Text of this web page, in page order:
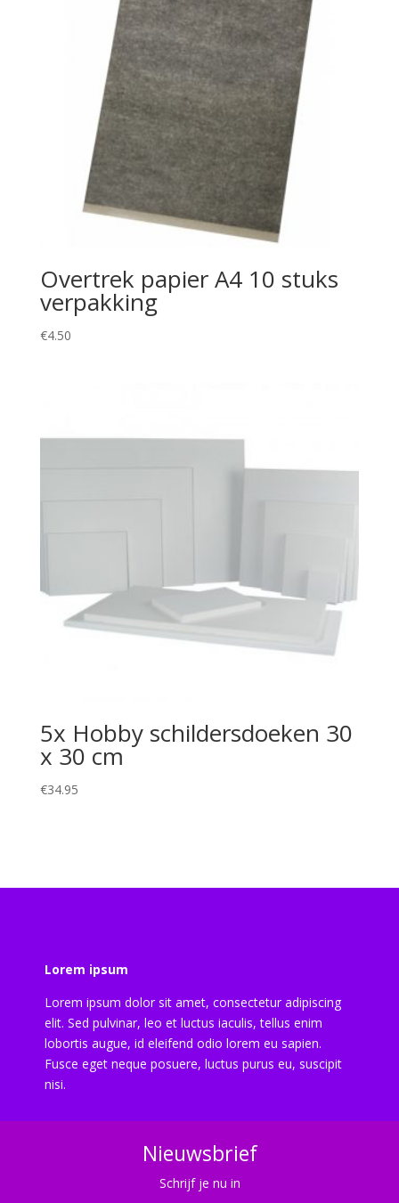
Overtrek papier A4 10 stuks
verpakking
€4.50
5x Hobby schildersdoeken 30
x 30 cm
€34.95
Lorem ipsum
Lorem ipsum dolor sit amet, consectetur adipiscing
elit. Sed pulvinar, leo et luctus iaculis, tellus enim
lobortis augue, id eleifend odio lorem eu sapien.
Fusce eget neque posuere, luctus purus eu, suscipit
nisi.
Nieuwsbrief
Schrijf je nu in